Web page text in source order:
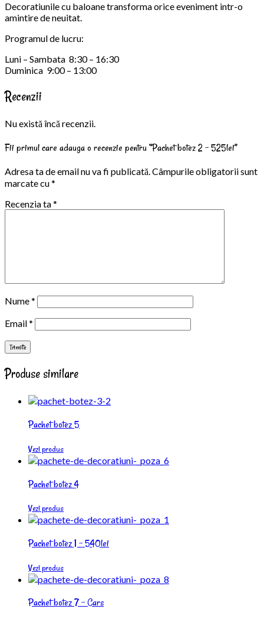
Decoratiunile cu baloane transforma orice eveniment intr-o
amintire de neuitat.
Programul de lucru:
Luni – Sambata 8:30 – 16:30
Duminica 9:00 – 13:00
Recenzii
Nu există încă recenzii.
Fii primul care adauga o recenzie pentru “Pachet botez 2 – 525lei”
Adresa ta de email nu va fi publicată. Câmpurile obligatorii sunt
marcate cu*
Recenzia ta*
Nume*
Email*
Produse similare
Pachet botez 5
Vezi produs
Pachet botez 4
Vezi produs
Pachet botez 1 – 540lei
Vezi produs
Pachet botez 7 – Cars